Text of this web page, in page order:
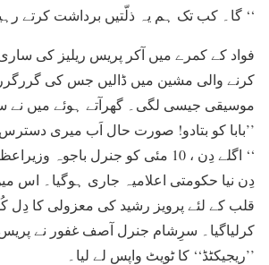
گا۔ کب تک ہم یہ ذلّتیں برداشت کرتے رہیں گے۔ ‘‘
فواد کے کمرے میں آکر پریس ریلیز کی
کرنے والی مشین میں ڈالیں جس کی
موسیقی جیسی لگی۔ گھرآتے ہوئے میں نے
’’بابا کو بتادو! صورت حال اَب میری
‘‘ اگلے دِن ، 10 مئی کو جنرل باجوہ
دِن نیا حکومتی اعلامیہ جاری ہوگیا۔ اس
قلب کے لئے پرویز رشید کی معزولی کا دِل
کرلیاگیا۔ سرِشام جنرل آصف غفور نے
’’ریجیکٹڈ‘‘ کا ٹویٹ واپس لے لیا۔